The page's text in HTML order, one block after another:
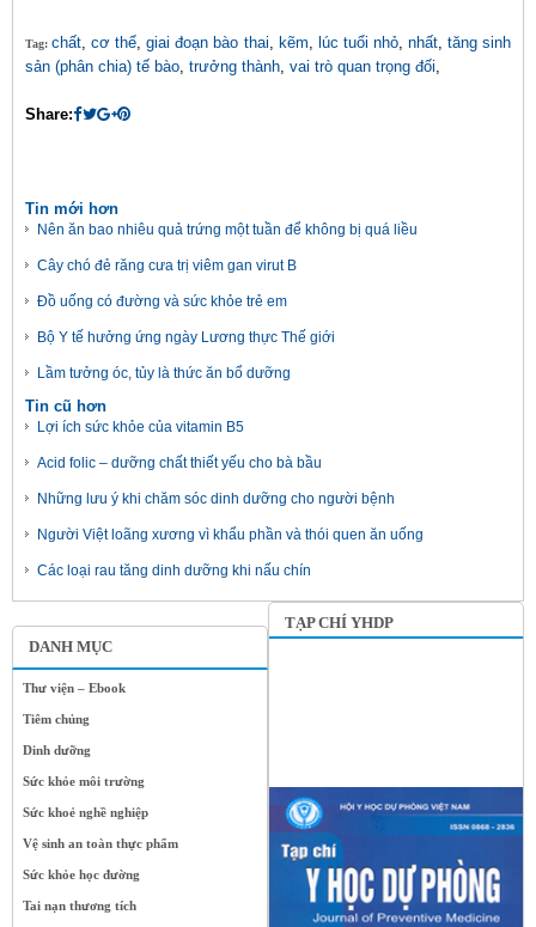
DANH MỤC
Thư viện – Ebook
Tiêm chủng
Dinh dưỡng
Sức khỏe môi trường
Sức khoẻ nghề nghiệp
Vệ sinh an toàn thực phẩm
Sức khỏe học đường
Tai nạn thương tích
Tag:chất ,cơ thể ,giai đoạn bào thai kẽm lúc tuổi nhỏ, nhất, tăng sinh
sản (phân chia) tế bào trưởng thành vai trò quan trọng đối
Share:
Tin mới hơn
Nên ăn bao nhiêu quả trứng một tuần để không bị quá liều
Cây chó đẻ răng cưa trị viêm gan virut B
Đồ uống có đường và sức khỏe trẻ em
Bộ Y tế hưởng ứng ngày Lương thực Thế giới
Lầm tưởng óc, tủy là thức ăn bổ dưỡng
Tin cũ hơn
Lợi ích sức khỏe của vitamin B5
Acid folic – dưỡng chất thiết yếu cho bà bầu
Những lưu ý khi chăm sóc dinh dưỡng cho người bệnh
Người Việt loãng xương vì khẩu phần và thói quen ăn uống
Các loại rau tăng dinh dưỡng khi nấu chín
TẠP CHÍ YHDP